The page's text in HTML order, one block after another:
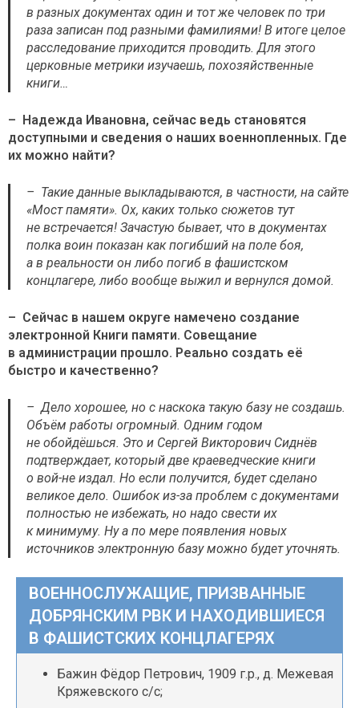
в разных документах один и тот же человек по три
раза записан под разными фамилиями! В итоге целое
расследование приходится проводить. Для этого
церковные метрики изучаешь, похозяйственные
книги…
– Надежда Ивановна, сейчас ведь становятся
доступными и сведения о наших военнопленных. Где
их можно найти?
– Такие данные выкладываются, в частности, на сайте
«Мост памяти». Ох, каких только сюжетов тут
не встречается! Зачастую бывает, что в документах
полка воин показан как погибший на поле боя,
а в реальности он либо погиб в фашистском
концлагере, либо вообще выжил и вернулся домой.
– Сейчас в нашем округе намечено создание
электронной Книги памяти. Совещание
в администрации прошло. Реально создать её
быстро и качественно?
– Дело хорошее, но с наскока такую базу не создашь.
Объём работы огромный. Одним годом
не обойдёшься. Это и Сергей Викторович Сиднёв
подтверждает, который две краеведческие книги
о вой-не издал. Но если получится, будет сделано
великое дело. Ошибок из-за проблем с документами
полностью не избежать, но надо свести их
к минимуму. Ну а по мере появления новых
источников электронную базу можно будет уточнять.
ВОЕННОСЛУЖАЩИЕ, ПРИЗВАННЫЕ
ДОБРЯНСКИМ РВК И НАХОДИВШИЕСЯ
В ФАШИСТСКИХ КОНЦЛАГЕРЯХ
Бажин Фёдор Петрович, 1909 г.р., д. Межевая
Кряжевского с/с;